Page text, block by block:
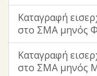
Καταγραφή
στο ΣΜΑ μηνός
Καταγραφή
στο ΣΜΑ μηνός